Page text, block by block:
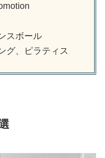
スボール
グ、ピラティス